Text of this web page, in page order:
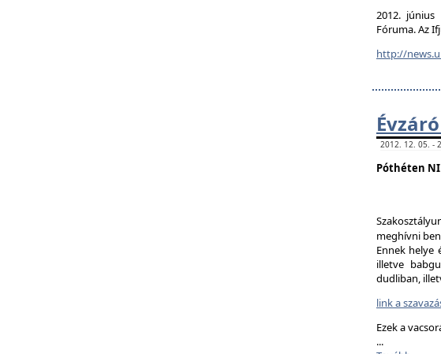
2012. június
Fóruma. Az
http://
2012. 12. 05. -
Póthéten
meghívni
Ennek helye
illetve
dudliban,
link a
Ezek a
...